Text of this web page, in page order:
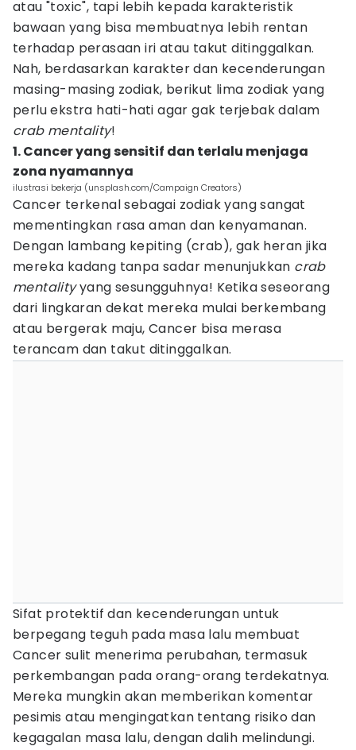
atau "toxic", tapi lebih kepada karakteristik
bawaan yang bisa membuatnya lebih rentan
terhadap perasaan iri atau takut ditinggalkan.
Nah, berdasarkan karakter dan kecenderungan
masing-masing zodiak, berikut lima zodiak yang
perlu ekstra hati-hati agar gak terjebak dalam
crab mentality!
1. Cancer yang sensitif dan terlalu menjaga
zona nyamannya
ilustrasi bekerja (unsplash.com/Campaign Creators)
Cancer terkenal sebagai zodiak yang sangat
mementingkan rasa aman dan kenyamanan.
Dengan lambang kepiting (crab), gak heran jika
mereka kadang tanpa sadar menunjukkan crab
mentalityyang sesungguhnya! Ketika seseorang
dari lingkaran dekat mereka mulai berkembang
atau bergerak maju, Cancer bisa merasa
terancam dan takut ditinggalkan.
Sifat protektif dan kecenderungan untuk
berpegang teguh pada masa lalu membuat
Cancer sulit menerima perubahan, termasuk
perkembangan pada orang-orang terdekatnya.
Mereka mungkin akan memberikan komentar
pesimis atau mengingatkan tentang risiko dan
kegagalan masa lalu, dengan dalih melindungi.